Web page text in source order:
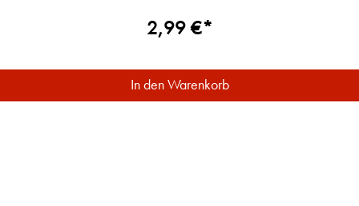
2,99 €*
In den Warenkorb